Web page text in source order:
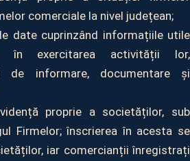
comerciale la nivel județean;
date cuprinzând informațiile utile
în exercitarea activității lor,
de informare, documentare și
proprie a societăților, sub
Firmelor; înscrierea în acesta se
iar comercianții înregistrați